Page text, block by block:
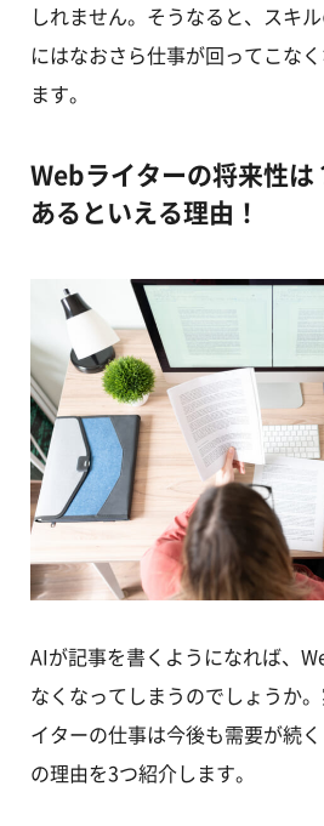
しれません。そうなると、スキ
にはなおさら仕事が回ってこな
ます。
Webライターの将来性は
あるといえる理由！
AIが記事を書くようになれば、
なくなってしまうのでしょうか
イターの仕事は今後も需要が続
の理由を3つ紹介します。